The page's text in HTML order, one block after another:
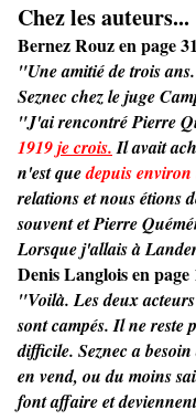
Chez les auteurs...
Bernez Rouz en page
"Une amitié de trois ans.
Seznec chez le juge
"J'ai rencontré Pierre
1919je crois.Il avait
n'est quedepuis
relations et nous étions
souvent et Pierre
Lorsque j'allais à
Denis Langlois en page
"Voilà. Les deux
sont campés. Il ne reste
difficile. Seznec a
en vend, ou du moins
font affaire et